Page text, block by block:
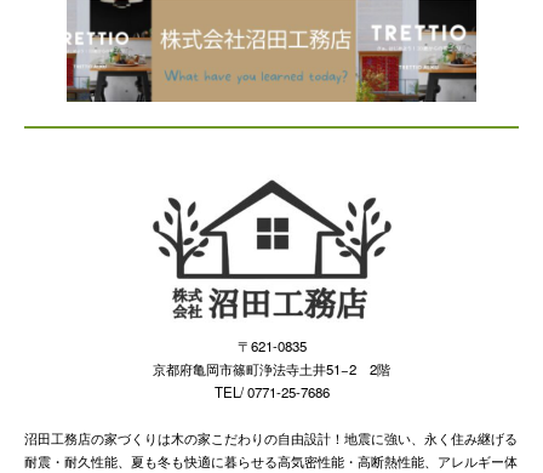
〒621-0835
京都府亀岡市篠町浄法寺土井51−2 2階
TEL/ 0771-25-7686
沼田工務店の家づくりは木の家こだわりの自由設計！地震に強い、永く住み継げる
耐震・耐久性能、夏も冬も快適に暮らせる高気密性能・高断熱性能、アレルギー体